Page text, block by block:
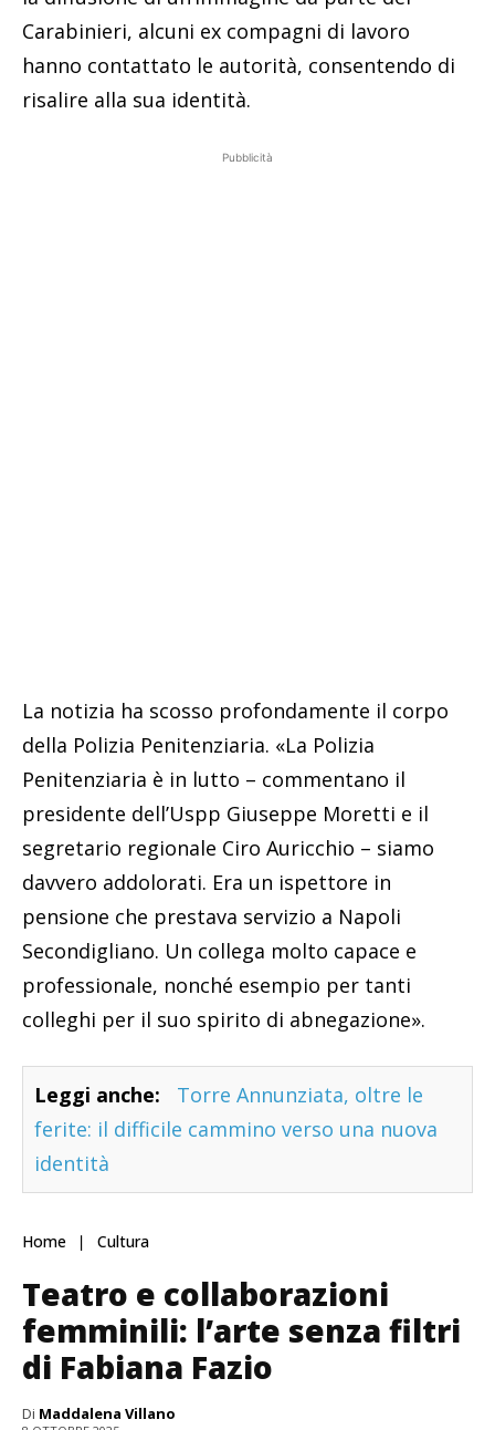
Carabinieri, alcuni ex compagni di lavoro
hanno contattato le autorità, consentendo di
risalire alla sua identità.
Pubblicità
La notizia ha scosso profondamente il corpo
della Polizia Penitenziaria. «La Polizia
Penitenziaria è in lutto – commentano il
presidente dell’Uspp Giuseppe Moretti e il
segretario regionale Ciro Auricchio – siamo
davvero addolorati. Era un ispettore in
pensione che prestava servizio a Napoli
Secondigliano. Un collega molto capace e
professionale, nonché esempio per tanti
colleghi per il suo spirito di abnegazione».
Leggi anche:
Torre Annunziata, oltre le
ferite: il difficile cammino verso una nuova
identità
Home Cultura
Teatro e collaborazioni
femminili: l’arte senza filtri
di Fabiana Fazio
Di Maddalena Villano